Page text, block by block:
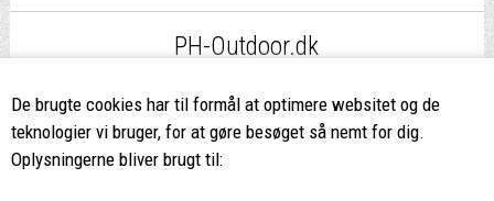
De brugte cookies har til formål at optimere websitet og de
teknologier vi bruger, for at gøre besøget så nemt for dig.
Oplysningerne bliver brugt til:
PH-Outdoor.dk
ved køb over 499,-*
8662 2113